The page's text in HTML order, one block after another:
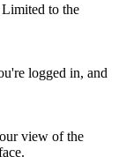
Limited to the
logged in, and
view of the